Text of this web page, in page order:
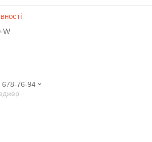
W
678-76-94